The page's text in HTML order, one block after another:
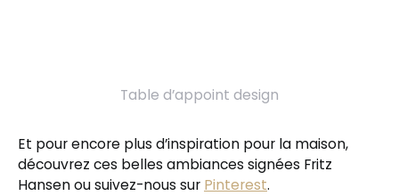
Table d’appoint design
Et pour encore plus d’inspiration pour la maison,
découvrez ces belles ambiances signées Fritz
Hansen ou suivez-nous sur Pinterest.